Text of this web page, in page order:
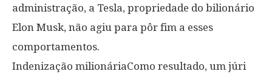
administração, a Tesla, propriedade do bilionário
Elon Musk, não agiu para pôr fim a esses
comportamentos.
Indenização milionáriaComo resultado, um júri